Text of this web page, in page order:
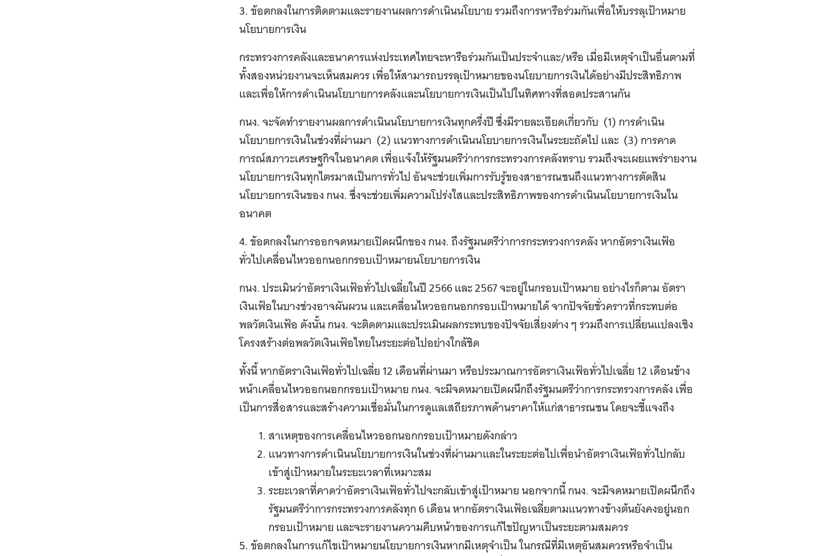
3. ข้อตกลงในการติดตามและรายงานผลการดำเนินนโยบาย รวมถึงการหารือร่วมกันเพื่อให้บรรลุเป้าหมาย
นโยบายการเงิน
กระทรวงการคลังและธนาคารแห่งประเทศไทยจะหารือร่วมกันเป็นประจำและ/หรือ เมื่อมีเหตุจำเป็นอื่นตามที่
ทั้งสองหน่วยงานจะเห็นสมควร เพื่อให้สามารถบรรลุเป้าหมายของนโยบายการเงินได้อย่างมีประสิทธิภาพ
และเพื่อให้การดำเนินนโยบายการคลังและนโยบายการเงินเป็นไปในทิศทางที่สอดประสานกัน
กนง. จะจัดทำรายงานผลการดำเนินนโยบายการเงินทุกครึ่งปี ซึ่งมีรายละเอียดเกี่ยวกับ (1) การดำเนิน
นโยบายการเงินในช่วงที่ผ่านมา (2) แนวทางการดำเนินนโยบายการเงินในระยะถัดไป และ (3) การคาด
การณ์สภาวะเศรษฐกิจในอนาคต เพื่อแจ้งให้รัฐมนตรีว่าการกระทรวงการคลังทราบ รวมถึงจะเผยแพร่รายงาน
นโยบายการเงินทุกไตรมาสเป็นการทั่วไป อันจะช่วยเพิ่มการรับรู้ของสาธารณชนถึงแนวทางการตัดสิน
นโยบายการเงินของ กนง. ซึ่งจะช่วยเพิ่มความโปร่งใสและประสิทธิภาพของการดำเนินนโยบายการเงินใน
อนาคต
4. ข้อตกลงในการออกจดหมายเปิดผนึกของ กนง. ถึงรัฐมนตรีว่าการกระทรวงการคลัง หากอัตราเงินเฟ้อ
ทั่วไปเคลื่อนไหวออกนอกกรอบเป้าหมายนโยบายการเงิน
กนง. ประเมินว่าอัตราเงินเฟ้อทั่วไปเฉลี่ยในปี 2566 และ 2567 จะอยู่ในกรอบเป้าหมาย อย่างไรก็ตาม อัตรา
เงินเฟ้อในบางช่วงอาจผันผวน และเคลื่อนไหวออกนอกกรอบเป้าหมายได้ จากปัจจัยชั่วคราวที่กระทบต่อ
พลวัตเงินเฟ้อ ดังนั้น กนง. จะติดตามและประเมินผลกระทบของปัจจัยเสี่ยงต่าง ๆ รวมถึงการเปลี่ยนแปลงเชิง
โครงสร้างต่อพลวัตเงินเฟ้อไทยในระยะต่อไปอย่างใกล้ชิด
ทั้งนี้ หากอัตราเงินเฟ้อทั่วไปเฉลี่ย 12 เดือนที่ผ่านมา หรือประมาณการอัตราเงินเฟ้อทั่วไปเฉลี่ย 12 เดือนข้าง
หน้าเคลื่อนไหวออกนอกกรอบเป้าหมาย กนง. จะมีจดหมายเปิดผนึกถึงรัฐมนตรีว่าการกระทรวงการคลัง เพื่อ
เป็นการสื่อสารและสร้างความเชื่อมั่นในการดูแลเสถียรภาพด้านราคาให้แก่สาธารณชน โดยจะชี้แจงถึง
สาเหตุของการเคลื่อนไหวออกนอกกรอบเป้าหมายดังกล่าว
แนวทางการดำเนินนโยบายการเงินในช่วงที่ผ่านมาและในระยะต่อไปเพื่อนำอัตราเงินเฟ้อทั่วไปกลับ
เข้าสู่เป้าหมายในระยะเวลาที่เหมาะสม
ระยะเวลาที่คาดว่าอัตราเงินเฟ้อทั่วไปจะกลับเข้าสู่เป้าหมาย นอกจากนี้ กนง. จะมีจดหมายเปิดผนึกถึง
รัฐมนตรีว่าการกระทรวงการคลังทุก 6 เดือน หากอัตราเงินเฟ้อเฉลี่ยตามแนวทางข้างต้นยังคงอยู่นอก
กรอบเป้าหมาย และจะรายงานความคืบหน้าของการแก้ไขปัญหาเป็นระยะตามสมควร
5. ข้อตกลงในการแก้ไขเป้าหมายนโยบายการเงินหากมีเหตุจำเป็น ในกรณีที่มีเหตุอันสมควรหรือจำเป็น